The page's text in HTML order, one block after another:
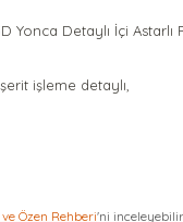
Yonca Detaylı İçi Astarlı
işleme detaylı,
Özen Rehberi'ni